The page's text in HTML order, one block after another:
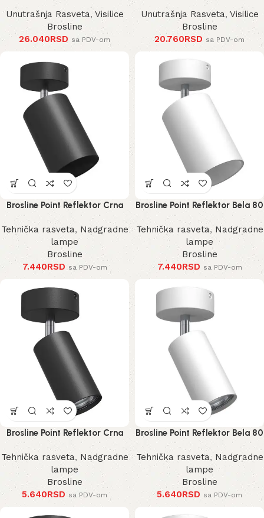
Unutrašnja Rasveta,Visilice
Brosline
26.040RSD sa PDV-om
Unutrašnja Rasveta,Visilice
Brosline
20.760RSD sa PDV-om
Brosline Point Reflektor Crna
80 mm 170 mm 2288 mm
Tehnička rasveta, Nadgradne
lampe
Brosline
7.440RSD sa PDV-om
Brosline Point Reflektor Bela 80
mm 170 mm 2289 mm
Tehnička rasveta, Nadgradne
lampe
Brosline
7.440RSD sa PDV-om
Brosline Point Reflektor Crna
80 mm 170 mm 2286 mm
Tehnička rasveta, Nadgradne
lampe
Brosline
5.640RSD sa PDV-om
Brosline Point Reflektor Bela 80
mm 170 mm 2287 mm
Tehnička rasveta, Nadgradne
lampe
Brosline
5.640RSD sa PDV-om